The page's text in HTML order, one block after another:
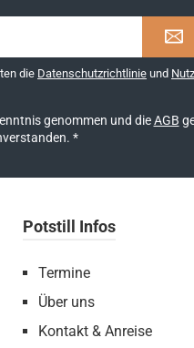
die Datenschutzrichtlinie und
genommen und dieAGB
*
Potstill Infos
Termine
Über uns
Kontakt & Anreise